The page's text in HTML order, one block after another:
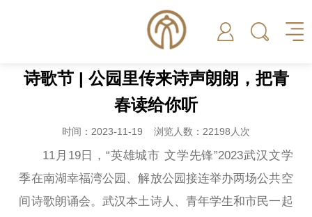
诗歌节 | 公园里传来诗声朗朗，把青
春读给你听
时间：2023-11-19 浏览人数：22198人次
11月19日，“英雄城市 文学先锋”2023武汉文学
季在南湖幸福湾公园、解放公园接连举办两场公共空
间诗歌朗诵会。武汉本土诗人、青年学生和市民一起